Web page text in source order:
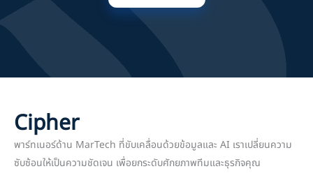
Cipher
พาร์ทเนอร์ด้าน MarTech ที่ขับเคลื่อนด้วยข้อมูลและ AI เราเปลี่ยนความ
ซับซ้อนให้เป็นความชัดเจน เพื่อยกระดับศักยภาพทีมและธุรกิจคุณ